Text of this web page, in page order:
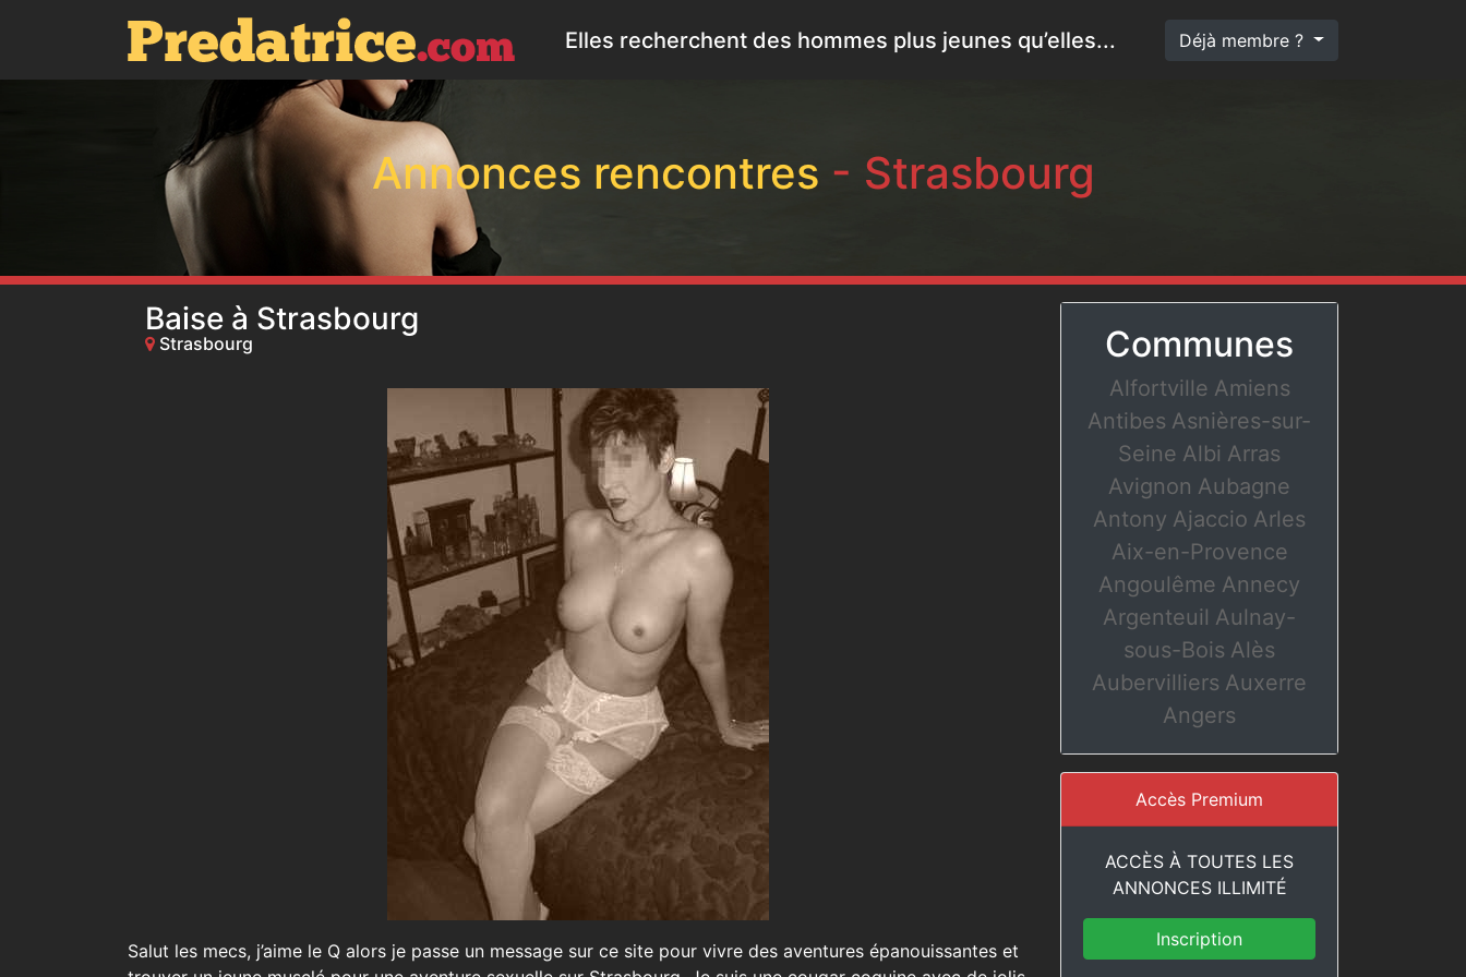
Elles recherchent des hommes plus jeunes qu’elles... Déjà membre ?
Annonces rencontres - Strasbourg
Baise à Strasbourg
Strasbourg
Salut les mecs, j’aime le Q alors je passe un message sur ce site pour vivre des aventures épanouissantes et
Communes
Alfortville Amiens
Antibes Asnières-sur-
Seine Albi Arras
Avignon Aubagne
Antony Ajaccio Arles
Aix-en-Provence
Angoulême Annecy
Argenteuil Aulnay-
sous-Bois Alès
Aubervilliers Auxerre
Angers
Accès Premium
ACCÈS À TOUTES LES
ANNONCES ILLIMITÉ
Inscription